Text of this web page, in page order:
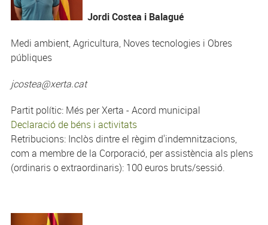
Jordi Costea i Balagué
Medi ambient, Agricultura, Noves tecnologies i Obres
públiques
jcostea@xerta.cat
Partit polític: Més per Xerta - Acord municipal
Declaració de béns i activitats
Retribucions: Inclòs dintre el règim d'indemnitzacions,
com a membre de la Corporació, per assistència als plens
(ordinaris o extraordinaris): 100 euros bruts/sessió.